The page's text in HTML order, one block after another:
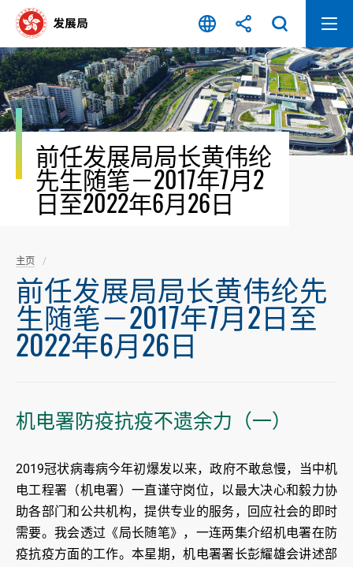
容
开
始
前任发展局局长黄伟纶
先生随笔－2017年7月2
日至2022年6月26日
主页
前任发展局局长黄伟纶先
生随笔－2017年7月2日至
2022年6月26日
机电署防疫抗疫不遗余力（一）
2019冠状病毒病今年初爆发以来，政府不敢怠慢，当中机
电工程署（机电署）一直谨守岗位，以最大决心和毅力协
助各部门和公共机构，提供专业的服务，回应社会的即时
需要。我会透过《局长随笔》，一连两集介绍机电署在防
疫抗疫方面的工作。本星期，机电署署长彭耀雄会讲述部